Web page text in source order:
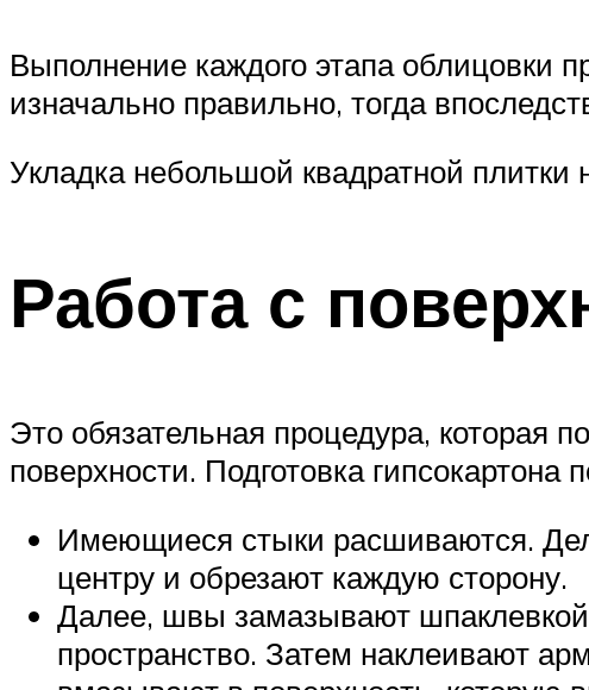
Выполнение каждого этапа облицовки
изначально правильно, тогда
Укладка небольшой квадратной плитки
Работа с
Это обязательная процедура, которая
поверхности. Подготовка гипсокартона
Имеющиеся стыки расшиваются.
центру и обрезают каждую сторону.
Далее, швы замазывают
пространство. Затем наклеивают